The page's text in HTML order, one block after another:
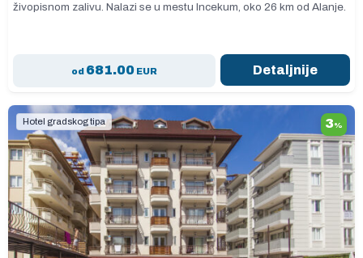
živopisnom zalivu. Nalazi se u mestu Incekum, oko 26 km od Alanje.
od 681.00EUR Detaljnije
Hotel gradskog tipa 3%